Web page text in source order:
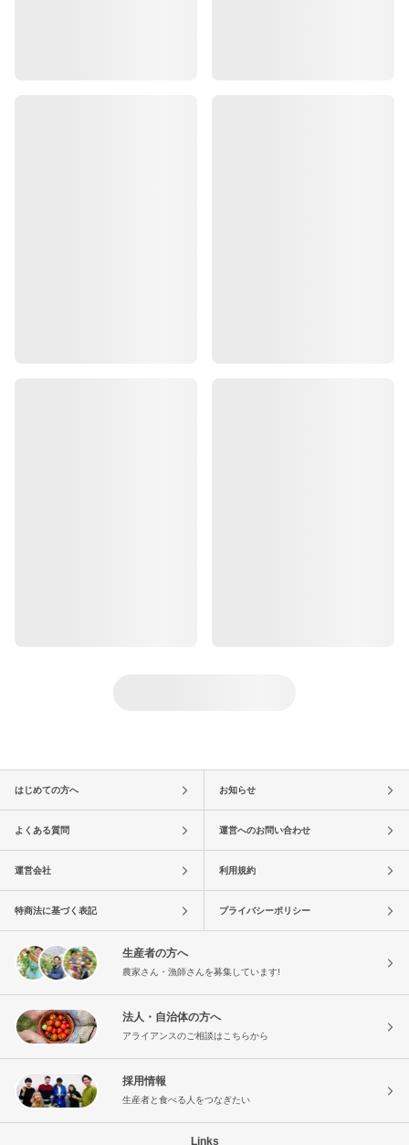
はじめての方へ お知らせ
よくある質問 運営へのお問い合わせ
運営会社 利用規約
特商法に基づく表記 プライバシーポリシー
生産者の方へ
農家さん・漁師さんを募集しています!
法人・自治体の方へ
アライアンスのご相談はこちらから
採用情報
生産者と食べる人をつなぎたい
Links